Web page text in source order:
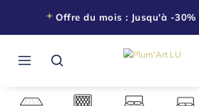
Offre du mois : Jusqu'à -30%